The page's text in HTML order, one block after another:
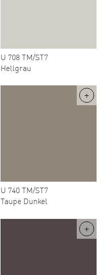
U 708 TM/ST7
Hellgrau
U 740 TM/ST7
Taupe Dunkel